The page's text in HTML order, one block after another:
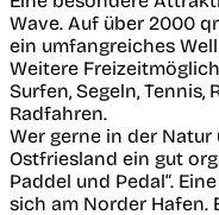
Wave. Auf über 2000
ein umfangreiches
Weitere
Surfen, Segeln, Tennis,
Radfahren.
Wer gerne in der
Ostfriesland ein gut
Paddel und Pedal“.
sich am Norder Hafen.